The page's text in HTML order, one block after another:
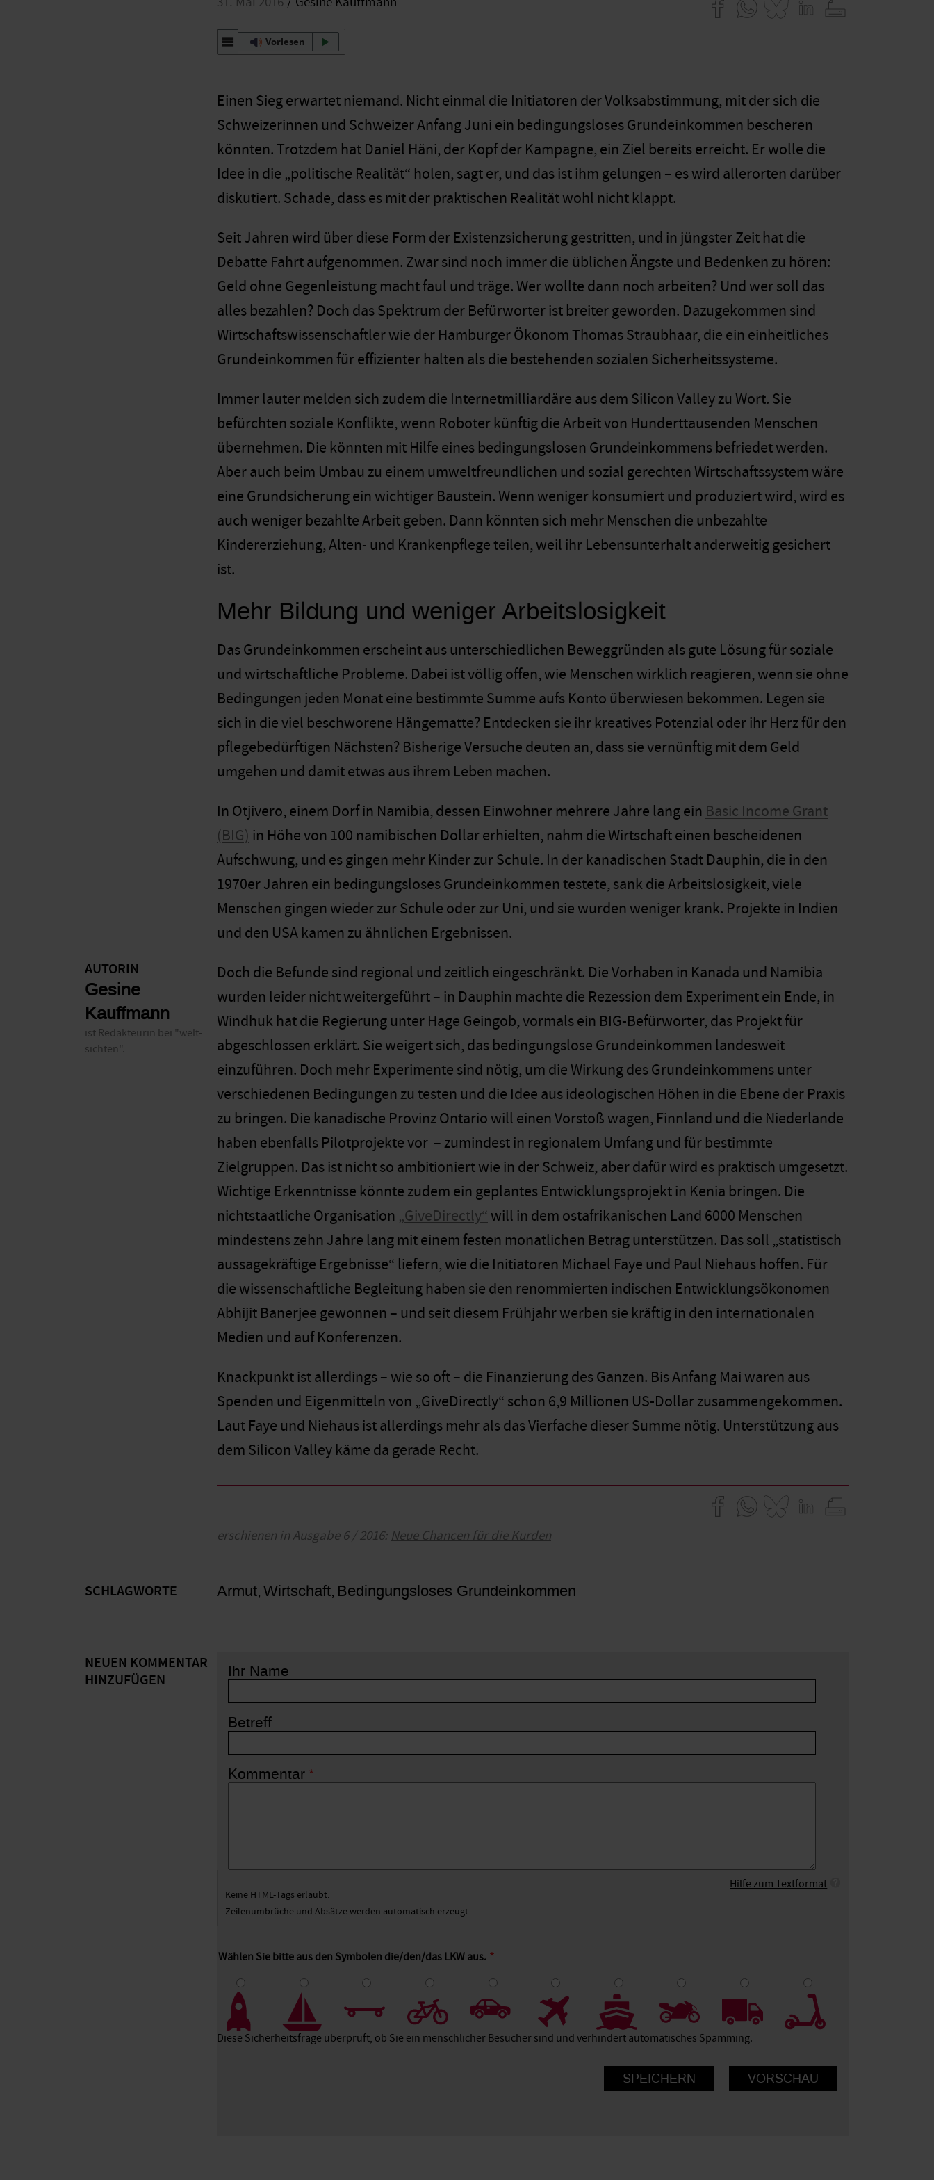
Vorlesen
Einen Sieg erwartet niemand. Nicht einmal die Initiatoren der Volksabstimmung, mit der sich die
Schweizerinnen und Schweizer Anfang Juni ein bedingungsloses Grundeinkommen bescheren
könnten. Trotzdem hat Daniel Häni, der Kopf der Kampagne, ein Ziel bereits erreicht. Er wolle die
Idee in die „politische Realität“ holen, sagt er, und das ist ihm gelungen – es wird allerorten darüber
diskutiert. Schade, dass es mit der praktischen Realität wohl nicht klappt.
Seit Jahren wird über diese Form der Existenzsicherung gestritten, und in jüngster Zeit hat die
Debatte Fahrt aufgenommen. Zwar sind noch immer die üblichen Ängste und Bedenken zu hören:
Geld ohne Gegenleistung macht faul und träge. Wer wollte dann noch arbeiten? Und wer soll das
alles bezahlen? Doch das Spektrum der Befürworter ist breiter geworden. Dazugekommen sind
Wirtschaftswissenschaftler wie der Hamburger Ökonom Thomas Straubhaar, die ein einheitliches
Grundeinkommen für effizienter halten als die bestehenden sozialen Sicherheitssysteme.
Immer lauter melden sich zudem die Internetmilliardäre aus dem Silicon Valley zu Wort. Sie
befürchten soziale Konflikte, wenn Roboter künftig die Arbeit von Hunderttausenden Menschen
übernehmen. Die könnten mit Hilfe eines bedingungslosen Grundeinkommens befriedet werden.
Aber auch beim Umbau zu einem umweltfreundlichen und sozial gerechten Wirtschaftssystem wäre
eine Grundsicherung ein wichtiger Baustein. Wenn weniger konsumiert und produziert wird, wird es
auch weniger bezahlte Arbeit geben. Dann könnten sich mehr Menschen die unbezahlte
Kindererziehung, Alten- und Krankenpflege teilen, weil ihr Lebensunterhalt anderweitig gesichert
ist.
Mehr Bildung und weniger Arbeitslosigkeit
Das Grundeinkommen erscheint aus unterschiedlichen Beweggründen als gute Lösung für soziale
und wirtschaftliche Probleme. Dabei ist völlig offen, wie Menschen wirklich reagieren, wenn sie ohne
Bedingungen jeden Monat eine bestimmte Summe aufs Konto überwiesen bekommen. Legen sie
sich in die viel beschworene Hängematte? Entdecken sie ihr kreatives Potenzial oder ihr Herz für den
pflegebedürftigen Nächsten? Bisherige Versuche deuten an, dass sie vernünftig mit dem Geld
umgehen und damit etwas aus ihrem Leben machen.
In Otjivero, einem Dorf in Namibia, dessen Einwohner mehrere Jahre lang ein Basic Income Grant
(BIG) in Höhe von 100 namibischen Dollar erhielten, nahm die Wirtschaft einen bescheidenen
Aufschwung, und es gingen mehr Kinder zur Schule. In der kanadischen Stadt Dauphin, die in den
1970er Jahren ein bedingungsloses Grundeinkommen testete, sank die Arbeitslosigkeit, viele
Menschen gingen wieder zur Schule oder zur Uni, und sie wurden weniger krank. Projekte in Indien
und den USA kamen zu ähnlichen Ergebnissen.
AUTORIN
Gesine
Kauffmann
ist Redakteurin bei "welt-
sichten".
Doch die Befunde sind regional und zeitlich eingeschränkt. Die Vorhaben in Kanada und Namibia
wurden leider nicht weitergeführt – in Dauphin machte die Rezession dem Experiment ein Ende, in
Windhuk hat die Regierung unter Hage Geingob, vormals ein BIG-Befürworter, das Projekt für
abgeschlossen erklärt. Sie weigert sich, das bedingungslose Grundeinkommen landesweit
einzuführen. Doch mehr Experimente sind nötig, um die Wirkung des Grundeinkommens unter
verschiedenen Bedingungen zu testen und die Idee aus ideologischen Höhen in die Ebene der Praxis
zu bringen. Die kanadische Provinz Ontario will einen Vorstoß wagen, Finnland und die Niederlande
haben ebenfalls Pilotprojekte vor – zumindest in regionalem Umfang und für bestimmte
Zielgruppen. Das ist nicht so ambitioniert wie in der Schweiz, aber dafür wird es praktisch umgesetzt.
Wichtige Erkenntnisse könnte zudem ein geplantes Entwicklungsprojekt in Kenia bringen. Die
nichtstaatliche Organisation „GiveDirectly“ will in dem ostafrikanischen Land 6000 Menschen
mindestens zehn Jahre lang mit einem festen monatlichen Betrag unterstützen. Das soll „statistisch
aussagekräftige Ergebnisse“ liefern, wie die Initiatoren Michael Faye und Paul Niehaus hoffen. Für
die wissenschaftliche Begleitung haben sie den renommierten indischen Entwicklungsökonomen
Abhijit Banerjee gewonnen – und seit diesem Frühjahr werben sie kräftig in den internationalen
Medien und auf Konferenzen.
Knackpunkt ist allerdings – wie so oft – die Finanzierung des Ganzen. Bis Anfang Mai waren aus
Spenden und Eigenmitteln von „GiveDirectly“ schon 6,9 Millionen US-Dollar zusammengekommen.
Laut Faye und Niehaus ist allerdings mehr als das Vierfache dieser Summe nötig. Unterstützung aus
dem Silicon Valley käme da gerade Recht.
erschienen in Ausgabe 6 / 2016:Neue Chancen für die Kurden
SCHLAGWORTE Armut Wirtschaft Bedingungsloses Grundeinkommen
NEUEN KOMMENTAR
HINZUFÜGEN
Ihr Name
Betreff
Kommentar
Hilfe zum Textformat
Keine HTML-Tags erlaubt.
Zeilenumbrüche und Absätze werden automatisch erzeugt.
Wählen Sie bitte aus den Symbolen die/den/das LKW aus.
6 9 10
Diese Sicherheitsfrage überprüft, ob Sie ein menschlicher Besucher sind und verhindert automatisches Spamming.